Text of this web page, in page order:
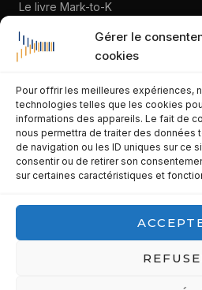
Gérer le
cookies
Pour offrir les meilleures expériences,
technologies telles que les cookies
informations des appareils. Le fait de
nous permettra de traiter des données
de navigation ou les ID uniques sur ce
consentir ou de retirer son
sur certaines caractéristiques et
Le livre Mark-to-K
À propos
Blog
CONTACT
franck.lidar@gmail.com
06 95 58 32 89
La Seyne-sur-Mer · Var · PACA